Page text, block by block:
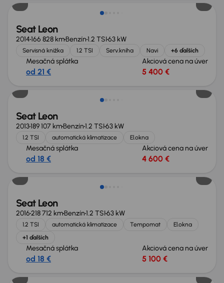
Seat Leon
2014166 828 kmBenzín1.2 TSI63 kW
Servisná knižka 1.2 TSI Serv.kniha Navi +6 ďalších
Mesačná splátka
od 21 €
Akciová cena na úver
5 400 €
Seat Leon
2013189 107 kmBenzín1.2 TSI63 kW
1.2 TSI automatická klimatizace El.okna
Mesačná splátka
od 18 €
Akciová cena na úver
4 600 €
Seat Leon
2016218 712 kmBenzín1.2 TSI63 kW
1.2 TSI automatická klimatizace Tempomat
El.okna
+1 ďalších
Mesačná splátka
od 18 €
Akciová cena na úver
5 100 €